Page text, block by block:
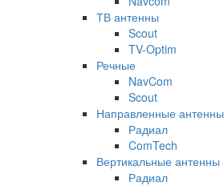
ТВ антенны
Scout
TV-Optim
Речные
NavCom
Scout
Направленные антенны
Радиал
ComTech
Вертикальные антенны
Радиал